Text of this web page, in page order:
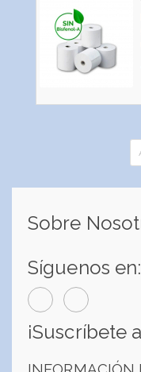
Sobre
Síguenos en:
¡Suscríbete